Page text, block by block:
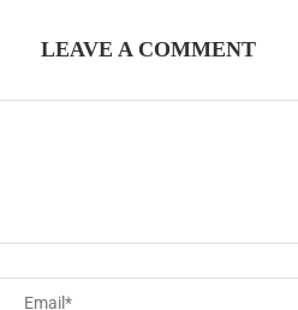
LEAVE A COMMENT